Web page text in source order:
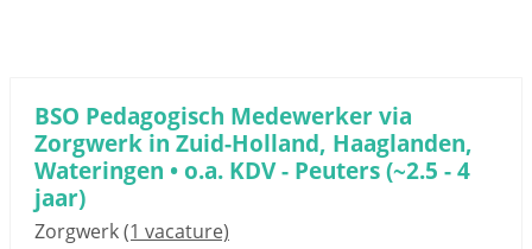
BSO Pedagogisch Medewerker via
Zorgwerk in Zuid-Holland, Haaglanden,
Wateringen • o.a. KDV - Peuters (~2.5 - 4
jaar)
Zorgwerk(1 vacature)